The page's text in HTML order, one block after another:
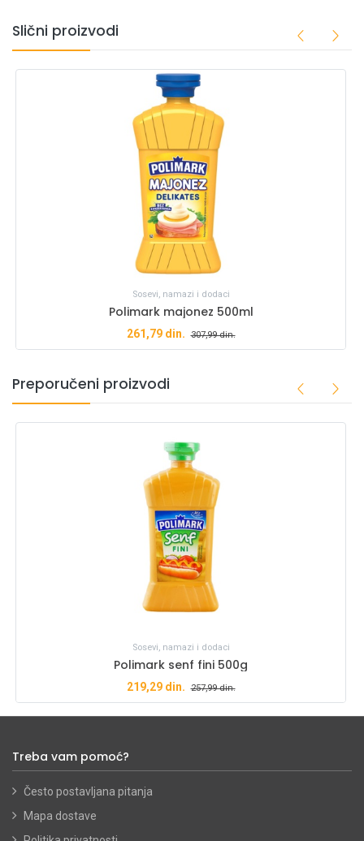
Slični proizvodi
Sosevi, namazi i dodaci
Polimark majonez 500ml
261,79din. 307,99din.
Preporučeni proizvodi
Sosevi, namazi i dodaci
Polimark senf fini 500g
219,29din. 257,99din.
Treba vam pomoć?
Često postavljana pitanja
Mapa dostave